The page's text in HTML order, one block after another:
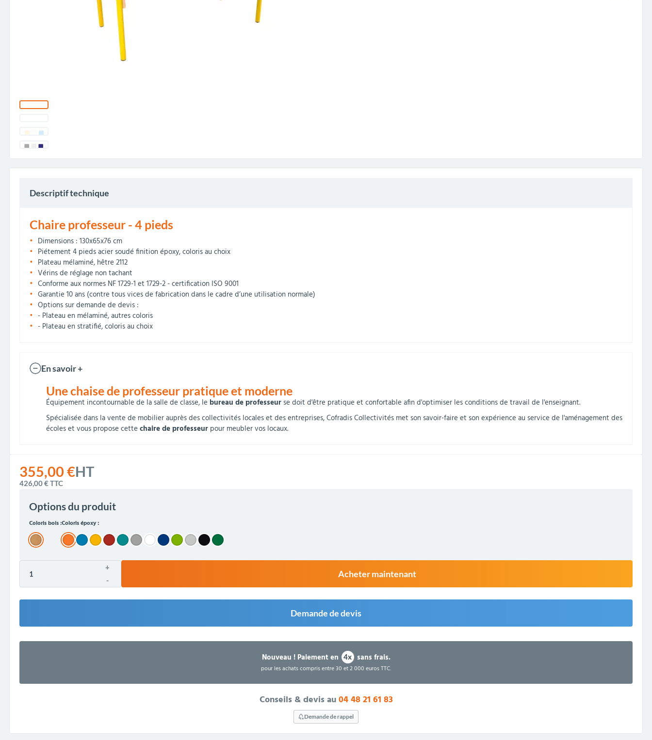
355,00 €HT
426,00 €TTC
Options du produit
Coloris bois :Coloris époxy :
+
-
Acheter maintenant
Demande de devis
Nouveau !Paiement en 4x sans frais.
pour les achats compris entre 30 et 2 000 euros TTC.
Conseils & devis au04 48 21 61 83
Demande de rappel
Descriptif technique
Chaire professeur - 4 pieds
Dimensions : 130x65x76 cm
Piétement 4 pieds acier soudé finition époxy, coloris au choix
Plateau mélaminé, hêtre 2112
Vérins de réglage non tachant
Conforme aux normes NF 1729-1 et 1729-2 - certification ISO 9001
Garantie 10 ans (contre tous vices de fabrication dans le cadre d’une utilisation normale)
Options sur demande de devis :
- Plateau en mélaminé, autres coloris
- Plateau en stratifié, coloris au choix
En savoir +
Une chaise de professeur pratique et moderne
Équipement incontournable de la salle de classe, le bureau de professeur se doit d'être pratique et confortable afin d'optimiser les conditions de travail de l'enseignant.
Spécialisée dans la vente de mobilier auprès des collectivités locales et des entreprises, Cofradis Collectivités met son savoir-faire et son expérience au service de l'aménagement des
écoles et vous propose cette chaire de professeur pour meubler vos locaux.